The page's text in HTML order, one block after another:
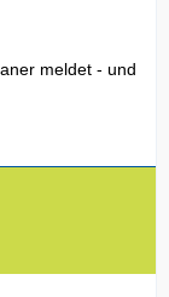
meldet - und